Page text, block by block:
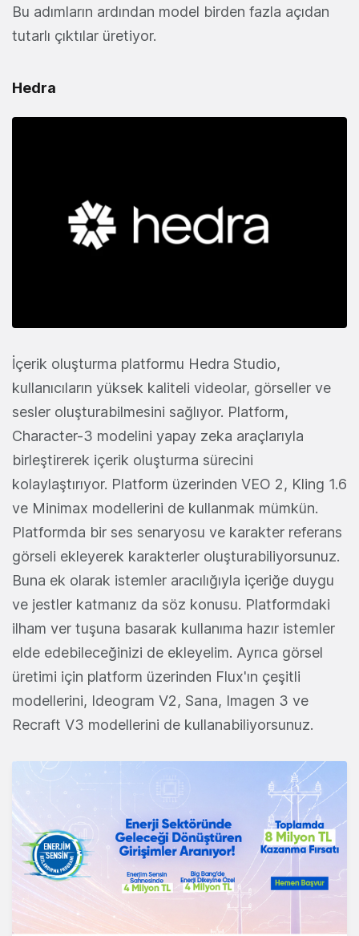
Bu adımların ardından model birden fazla açıdan
tutarlı çıktılar üretiyor.
Hedra
İçerik oluşturma platformu Hedra Studio,
kullanıcıların yüksek kaliteli videolar, görseller ve
sesler oluşturabilmesini sağlıyor. Platform,
Character-3 modelini yapay zeka araçlarıyla
birleştirerek içerik oluşturma sürecini
kolaylaştırıyor. Platform üzerinden VEO 2, Kling 1.6
ve Minimax modellerini de kullanmak mümkün.
Platformda bir ses senaryosu ve karakter referans
görseli ekleyerek karakterler oluşturabiliyorsunuz.
Buna ek olarak istemler aracılığıyla içeriğe duygu
ve jestler katmanız da söz konusu. Platformdaki
ilham ver tuşuna basarak kullanıma hazır istemler
elde edebileceğinizi de ekleyelim. Ayrıca görsel
üretimi için platform üzerinden Flux'ın çeşitli
modellerini, Ideogram V2, Sana, Imagen 3 ve
Recraft V3 modellerini de kullanabiliyorsunuz.